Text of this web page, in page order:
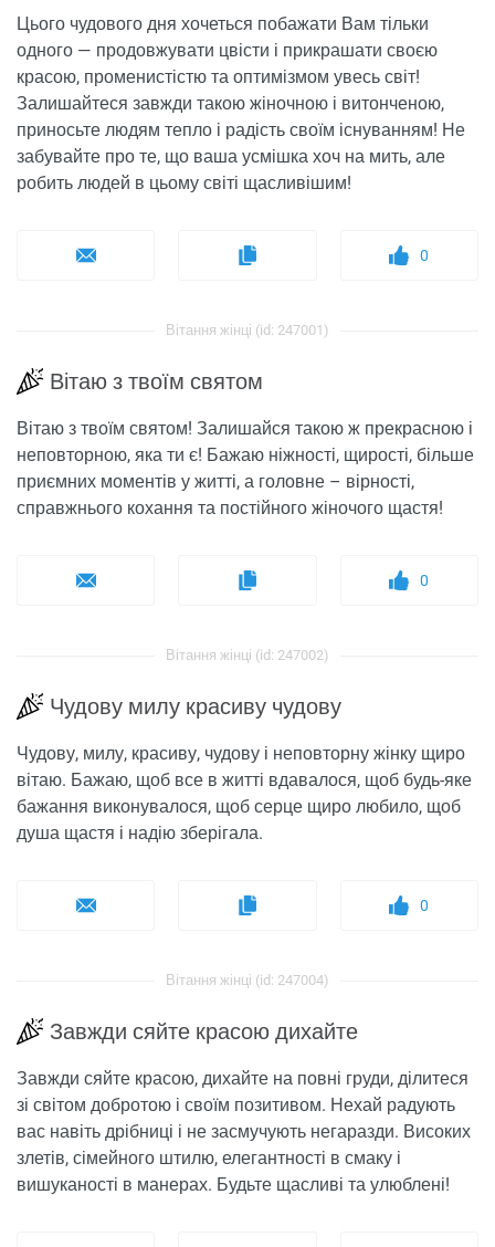
Цього чудового дня хочеться побажати Вам тільки
одного — продовжувати цвісти і прикрашати своєю
красою, променистістю та оптимізмом увесь світ!
Залишайтеся завжди такою жіночною і витонченою,
приносьте людям тепло і радість своїм існуванням! Не
забувайте про те, що ваша усмішка хоч на мить, але
робить людей в цьому світі щасливішим!
0
Вітання жінці (id: 247001)
Вітаю з твоїм святом
Вітаю з твоїм святом! Залишайся такою ж прекрасною і
неповторною, яка ти є! Бажаю ніжності, щирості, більше
приємних моментів у житті, а головне – вірності,
справжнього кохання та постійного жіночого щастя!
0
Вітання жінці (id: 247002)
Чудову милу красиву чудову
Чудову, милу, красиву, чудову і неповторну жінку щиро
вітаю. Бажаю, щоб все в житті вдавалося, щоб будь-яке
бажання виконувалося, щоб серце щиро любило, щоб
душа щастя і надію зберігала.
0
Вітання жінці (id: 247004)
Завжди сяйте красою дихайте
Завжди сяйте красою, дихайте на повні груди, ділитеся
зі світом добротою і своїм позитивом. Нехай радують
вас навіть дрібниці і не засмучують негаразди. Високих
злетів, сімейного штилю, елегантності в смаку і
вишуканості в манерах. Будьте щасливі та улюблені!